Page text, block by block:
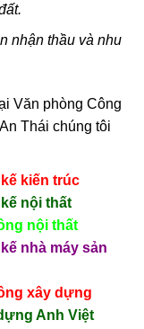
nhận thầu và nhu
Văn phòng Công
Thái chúng tôi
kiến trúc
nội thất
nội thất
nhà máy sản
xây dựng
Anh Việt